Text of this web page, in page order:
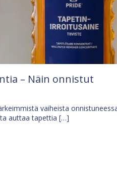
– Näin onnistut
vaiheista
auttaa tapettia […]